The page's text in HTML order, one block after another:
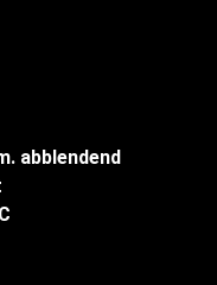
abblendend